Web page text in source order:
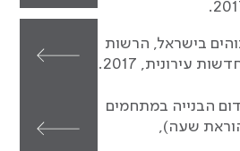
בישראל, הרשות
עירונית, 2017.
לקידום הבנייה במתחמים
שעה),